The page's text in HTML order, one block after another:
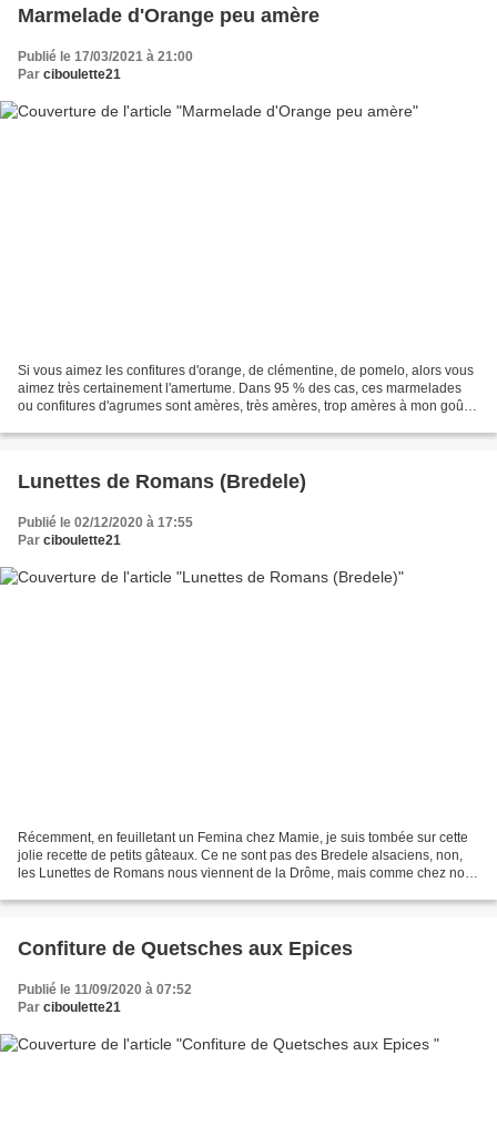
Marmelade d'Orange peu amère
Publié le 17/03/2021 à 21:00
Par ciboulette21
Si vous aimez les confitures d'orange, de clémentine, de pomelo, alors vous
aimez très certainement l'amertume. Dans 95 % des cas, ces marmelades
ou confitures d'agrumes sont amères, très amères, trop amères à mon goût
Lunettes de Romans (Bredele)
Publié le 02/12/2020 à 17:55
Par ciboulette21
Récemment, en feuilletant un Femina chez Mamie, je suis tombée sur cette
jolie recette de petits gâteaux. Ce ne sont pas des Bredele alsaciens, non,
les Lunettes de Romans nous viennent de la Drôme, mais comme chez nous
Confiture de Quetsches aux Epices
Publié le 11/09/2020 à 07:52
Par ciboulette21